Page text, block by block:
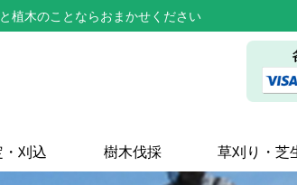
と植木のことならおまかせください
・刈込 樹木伐採 草刈り・芝